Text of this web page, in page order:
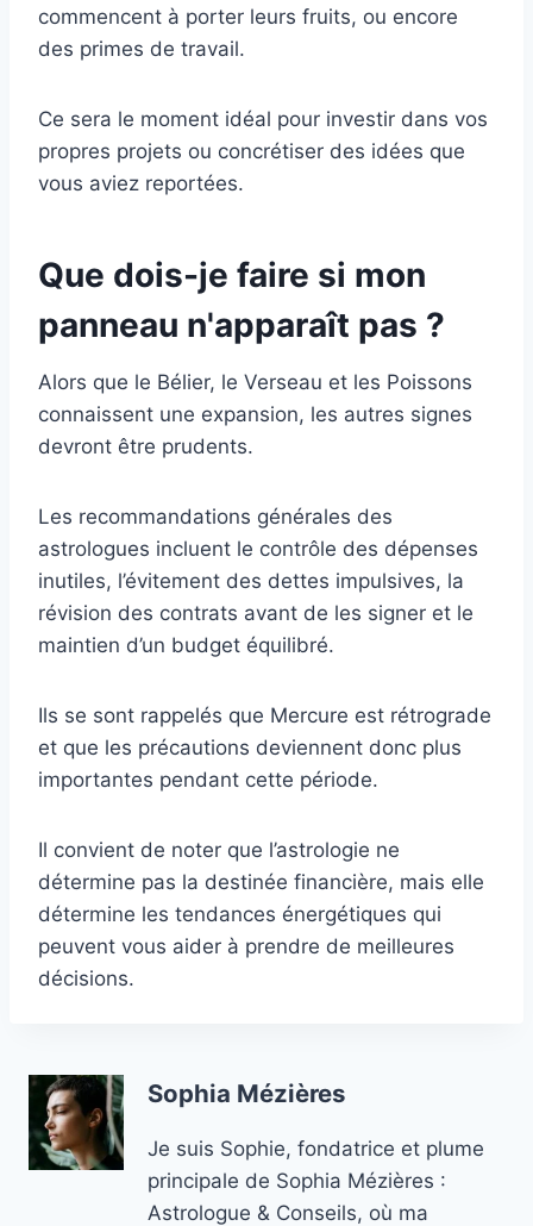
commencent à porter leurs fruits, ou encore
des primes de travail.
Ce sera le moment idéal pour investir dans vos
propres projets ou concrétiser des idées que
vous aviez reportées.
Que dois-je faire si mon
panneau n'apparaît pas ?
Alors que le Bélier, le Verseau et les Poissons
connaissent une expansion, les autres signes
devront être prudents.
Les recommandations générales des
astrologues incluent le contrôle des dépenses
inutiles, l’évitement des dettes impulsives, la
révision des contrats avant de les signer et le
maintien d’un budget équilibré.
Ils se sont rappelés que Mercure est rétrograde
et que les précautions deviennent donc plus
importantes pendant cette période.
Il convient de noter que l’astrologie ne
détermine pas la destinée financière, mais elle
détermine les tendances énergétiques qui
peuvent vous aider à prendre de meilleures
décisions.
Sophia Mézières
Je suis Sophie, fondatrice et plume
principale de Sophia Mézières :
Astrologue & Conseils, où ma